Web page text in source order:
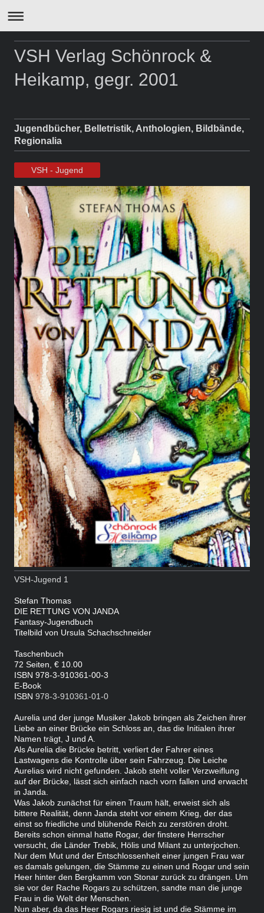
VSH Verlag Schönrock &
Heikamp, gegr. 2001
Jugendbücher, Belletristik, Anthologien, Bildbände,
Regionalia
VSH - Jugend
VSH-Jugend 1
Stefan Thomas
DIE RETTUNG VON JANDA
Fantasy-Jugendbuch
Titelbild von Ursula Schachschneider
Taschenbuch
72 Seiten, € 10.00
ISBN 978-3-910361-00-3
E-Book
ISBN 978-3-910361-01-0
Aurelia und der junge Musiker Jakob bringen als Zeichen ihrer
Liebe an einer Brücke ein Schloss an, das die Initialen ihrer
Namen trägt, J und A.
Als Aurelia die Brücke betritt, verliert der Fahrer eines
Lastwagens die Kontrolle über sein Fahrzeug. Die Leiche
Aurelias wird nicht gefunden. Jakob steht voller Verzweiflung
auf der Brücke, lässt sich einfach nach vorn fallen und erwacht
in Janda.
Was Jakob zunächst für einen Traum hält, erweist sich als
bittere Realität, denn Janda steht vor einem Krieg, der das
einst so friedliche und blühende Reich zu zerstören droht.
Bereits schon einmal hatte Rogar, der finstere Herrscher
versucht, die Länder Trebik, Hölis und Milant zu unterjochen.
Nur dem Mut und der Entschlossenheit einer jungen Frau war
es damals gelungen, die Stämme zu einen und Rogar und sein
Heer hinter den Bergkamm von Stonar zurück zu drängen. Um
sie vor der Rache Rogars zu schützen, sandte man die junge
Frau in die Welt der Menschen.
Nun aber, da das Heer Rogars riesig ist und die Stämme im